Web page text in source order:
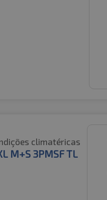
climatéricas
M+S 3PMSF TL